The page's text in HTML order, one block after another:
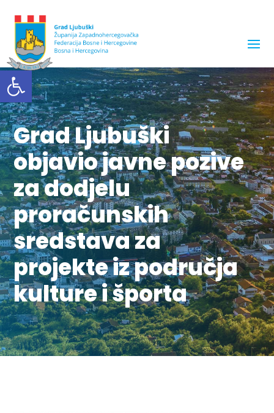
Grad Ljubuški
objavio javne pozive
za dodjelu
proračunskih
sredstava za
projekte iz područja
kulture i športa
Open toolbar